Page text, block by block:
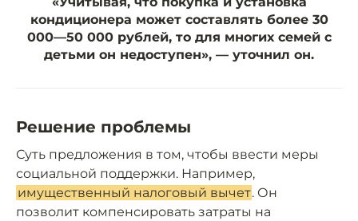
кондиционера может составлять более 30
000—50 000 рублей, то для многих семей с
детьми он недоступен», — уточнил он.
Решение проблемы
Суть предложения в том, чтобы ввести меры
социальной поддержки. Например,
имущественный налоговый вычет. Он
позволит компенсировать затраты на